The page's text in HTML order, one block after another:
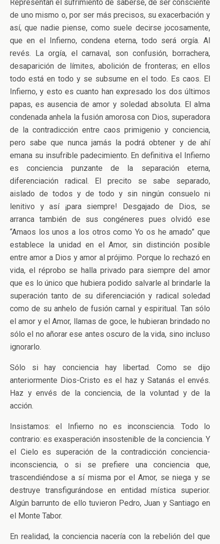
Representan el sufrimiento de saberse, de ser consciente
de uno mismo o, por ser más precisos, su exacerbación y
así, que nadie piense, como suele decirse jocosamente,
que en el Infierno, condena eterna, todo será orgía. Al
revés. La orgía, el carnaval, son confusión, borrachera,
desaparición de límites, abolición de fronteras; en ellos
todo está en todo y se subsume en el todo. Es caos. El
Infierno, y esto es cuanto han expresado los dos últimos
papas, es ausencia de amor y soledad absoluta. El alma
condenada anhela la fusión amorosa con Dios, superadora
de la contradicción entre caos primigenio y conciencia,
pero sabe que nunca jamás la podrá obtener y de ahí
emana su insufrible padecimiento. En definitiva el Infierno
es conciencia punzante de la separación eterna,
diferenciación radical. El precito se sabe separado,
aislado de todos y de todo y sin ningún consuelo ni
lenitivo y así ¡para siempre! Desgajado de Dios, se
arranca también de sus congéneres pues olvidó ese
“Amaos los unos a los otros como Yo os he amado” que
establece la unidad en el Amor, sin distinción posible
entre amor a Dios y amor al prójimo. Porque lo rechazó en
vida, el réprobo se halla privado para siempre del amor
que es lo único que hubiera podido salvarle al brindarle la
superación tanto de su diferenciación y radical soledad
como de su anhelo de fusión carnal y espiritual. Tan sólo
el amor y el Amor, llamas de goce, le hubieran brindado no
sólo el no añorar ese antes oscuro de la vida, sino incluso
ignorarlo.
Sólo si hay conciencia hay libertad. Como se dijo
anteriormente Dios-Cristo es el haz y Satanás el envés.
Haz y envés de la conciencia, de la voluntad y de la
acción.
Insistamos: el Infierno no es inconsciencia. Todo lo
contrario: es exasperación insostenible de la conciencia. Y
el Cielo es superación de la contradicción conciencia-
inconsciencia, o si se prefiere una conciencia que,
trascendiéndose a sí misma por el Amor, se niega y se
destruye transfigurándose en entidad mística superior.
Algún barrunto de ello tuvieron Pedro, Juan y Santiago en
el Monte Tabor.
En realidad, la conciencia nacería con la rebelión del que